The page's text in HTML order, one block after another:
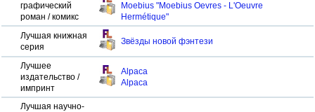
графический
роман / комикс
Moebius "Moebius Oevres - L'Oeuvre
Hermétique"
Лучшая книжная
серия
Звёзды новой фэнтези
Лучшее
издательство /
импринт
Alpaca
Alpaca
Лучшая научно-